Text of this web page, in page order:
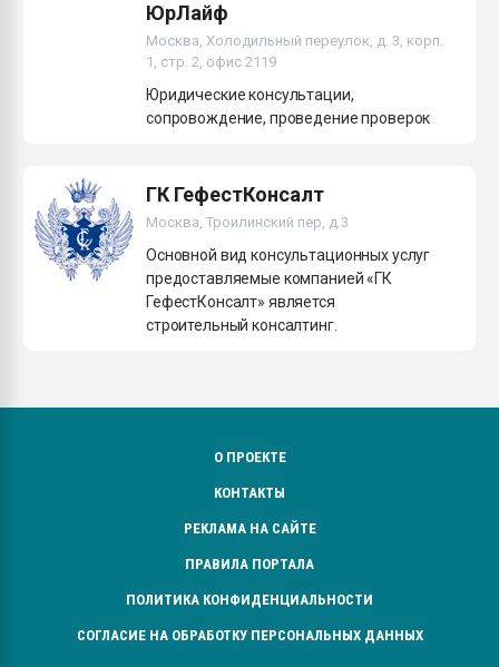
ЮрЛайф
Москва, Холодильный переулок, д. 3, корп.
1, стр. 2, офис 2119
Юридические консультации,
сопровождение, проведение проверок
ГК ГефестКонсалт
Москва, Троилинский пер, д.3
Основной вид консультационных услуг
предоставляемые компанией «ГК
ГефестКонсалт» является
строительный консалтинг.
О ПРОЕКТЕ
КОНТАКТЫ
РЕКЛАМА НА САЙТЕ
ПРАВИЛА ПОРТАЛА
ПОЛИТИКА КОНФИДЕНЦИАЛЬНОСТИ
СОГЛАСИЕ НА ОБРАБОТКУ ПЕРСОНАЛЬНЫХ ДАННЫХ